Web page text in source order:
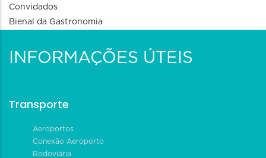
Convidados
Bienal da Gastronomia
INFORMAÇÕES ÚTEIS
Transporte
Aeroportos
Conexão Aeroporto
Rodoviária